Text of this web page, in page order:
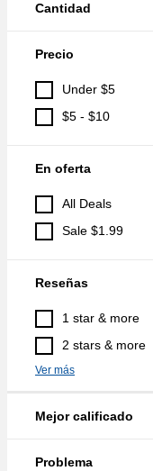
Cantidad
Precio
Under $5
$5 - $10
En oferta
All Deals
Sale $1.99
Reseñas
1 star & more
2 stars & more
Ver más
Mejor calificado
Problema